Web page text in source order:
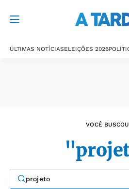
ÚLTIMAS NOTÍCIASELEIÇÕES 2026
VOCÊ